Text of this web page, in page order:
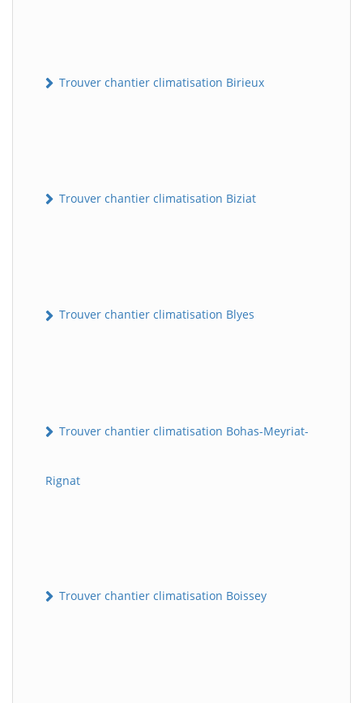
Trouver chantier climatisation Birieux
Trouver chantier climatisation Biziat
Trouver chantier climatisation Blyes
Trouver chantier climatisation Bohas-Meyriat-
Rignat
Trouver chantier climatisation Boissey